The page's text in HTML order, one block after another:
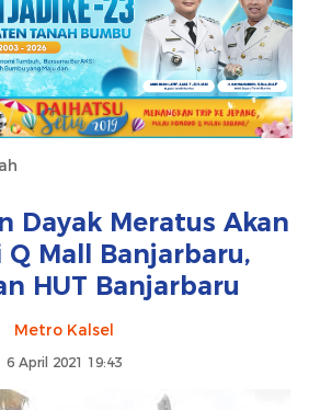
Dayak Meratus Akan
Mall Banjarbaru,
HUT Banjarbaru
Metro Kalsel
6 April 2021 19:43